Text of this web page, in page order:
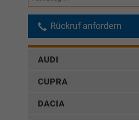
Rückruf anfordern
AUDI
CUPRA
DACIA